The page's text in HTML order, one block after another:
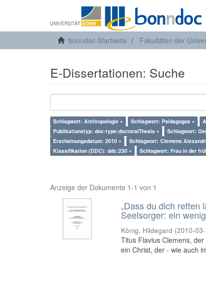
bonndoc Startseite Fakultäten der
E-Dissertationen: Suche
Schlagwort: Anthropologie × Schlagwort: Paidagogos ×
Publikationstyp: doc-type:doctoralThesis ×
Schlagwort:
Erscheinungsdatum: 2010 ×
Schlagwort: Clemens
Klassifikation (DDC): ddc:230 ×
Schlagwort: Frau in der
Anzeige der Dokumente 1-1 von 1
„Dass du dich retten
Seelsorger: ein
König, Hildegard (2010-
Titus Flavius Clemens,
ein Christ, der - wie auch